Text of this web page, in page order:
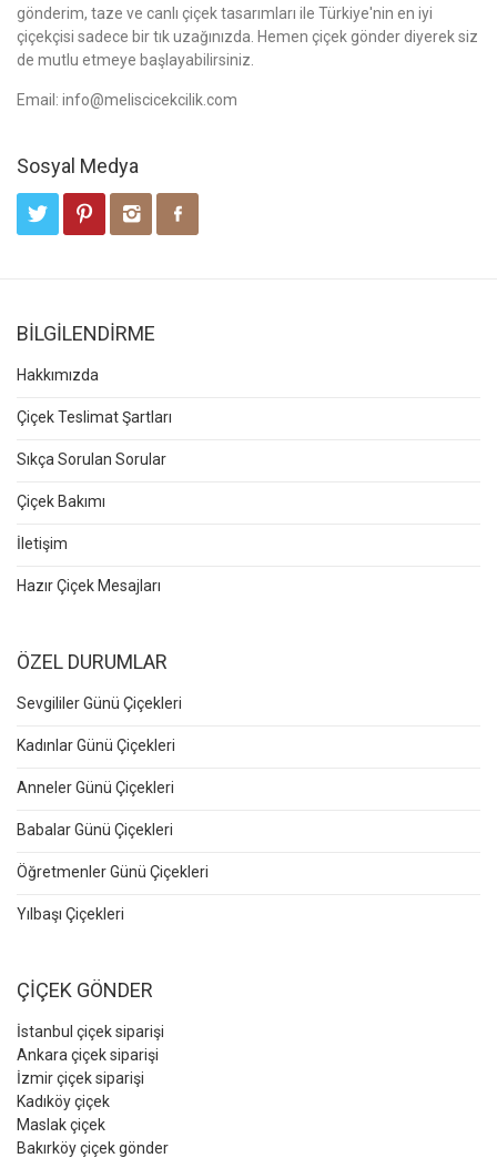
gönderim, taze ve canlı çiçek tasarımları ile Türkiye'nin en iyi
çiçekçisi sadece bir tık uzağınızda. Hemen çiçek gönder diyerek siz
de mutlu etmeye başlayabilirsiniz.
Email: info@meliscicekcilik.com
Sosyal Medya
BİLGİLENDİRME
Hakkımızda
Çiçek Teslimat Şartları
Sıkça Sorulan Sorular
Çiçek Bakımı
İletişim
Hazır Çiçek Mesajları
ÖZEL DURUMLAR
Sevgililer Günü Çiçekleri
Kadınlar Günü Çiçekleri
Anneler Günü Çiçekleri
Babalar Günü Çiçekleri
Öğretmenler Günü Çiçekleri
Yılbaşı Çiçekleri
ÇİÇEK GÖNDER
İstanbul çiçek siparişi
Ankara çiçek siparişi
İzmir çiçek siparişi
Kadıköy çiçek
Maslak çiçek
Bakırköy çiçek gönder